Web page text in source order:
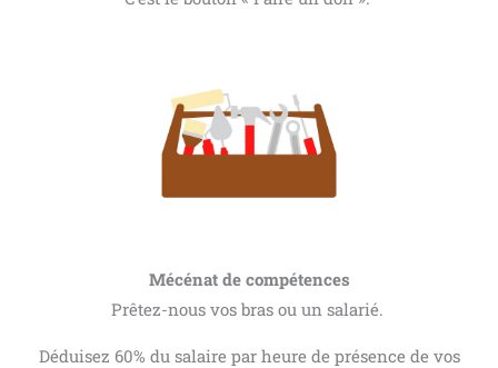
Mécénat de compétences
Prêtez-nous vos bras ou un salarié.
Déduisez 60% du salaire par heure de présence de vos